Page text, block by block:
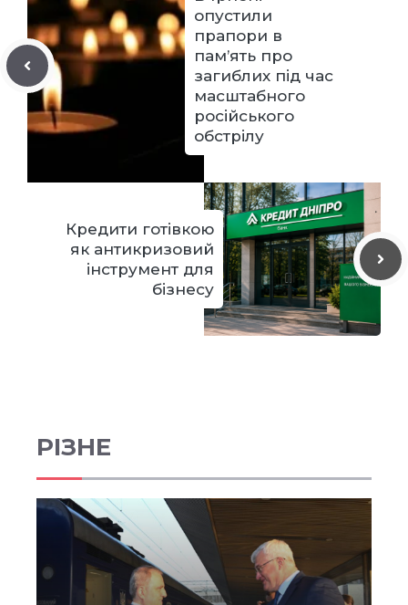
опустили
прапори в
пам’ять про
загиблих під час
масштабного
російського
обстрілу
Кредити готівкою
як антикризовий
інструмент для
бізнесу
РІЗНЕ